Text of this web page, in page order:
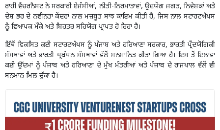
ਰਾਹੀਂ ਵੈਂਚਰਨੈਸਟ ਨੇ ਸਰਕਾਰੀ ਏਜੰਸੀਆਂ, ਨੀਤੀ-ਨਿਰਮਾਤਾਵਾਂ, ਉਦਯੋਗ ਜਗਤ, ਨਿਵੇਸ਼ਕਾਂ ਅਤੇ
ਦੇਸ਼ ਭਰ ਦੇ ਨਵੀਨਤਾ ਕੇਂਦਰਾਂ ਨਾਲ ਮਜ਼ਬੂਤ ਸਾਂਝ ਕਾਇਮ ਕੀਤੀ ਹੈ, ਜਿਸ ਨਾਲ ਸਟਾਰਟਅੱਪਸ
ਨੂੰ ਵਿਆਪਕ ਮੌਕੇ ਅਤੇ ਬਿਹਤਰ ਸਹਿਯੋਗ ਪ੍ਰਾਪਤ ਹੋ ਰਿਹਾ ਹੈ।
ਇੱਥੋਂ ਵਿਕਸਿਤ ਕਈ ਸਟਾਰਟਅੱਪਸ ਨੂੰ ਪੰਜਾਬ ਅਤੇ ਹਰਿਆਣਾ ਸਰਕਾਰ, ਭਾਰਤੀ ਪ੍ਰੌਦਯੋਗਿਕੀ
ਸੰਸਥਾਵਾਂ ਅਤੇ ਭਾਰਤੀ ਪ੍ਰਬੰਧਨ ਸੰਸਥਾਵਾਂ ਵੱਲੋਂ ਸਨਮਾਨਿਤ ਕੀਤਾ ਗਿਆ ਹੈ। ਇਸ ਤੋਂ ਇਲਾਵਾ
ਕਈ ਉੱਦਮਾਂ ਨੂੰ ਪੰਜਾਬ ਅਤੇ ਹਰਿਆਣਾ ਦੇ ਮੁੱਖ ਮੰਤਰੀਆਂ ਅਤੇ ਪੰਜਾਬ ਦੇ ਰਾਜਪਾਲ ਵੱਲੋਂ ਵੀ
ਸਨਮਾਨ ਮਿਲ ਚੁੱਕਾ ਹੈ।